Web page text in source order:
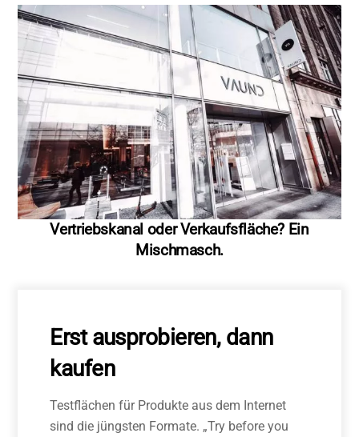
Vertriebskanal oder Verkaufsfläche? Ein
Mischmasch.
Erst ausprobieren, dann
kaufen
Testflächen für Produkte aus dem Internet
sind die jüngsten Formate. „Try before you